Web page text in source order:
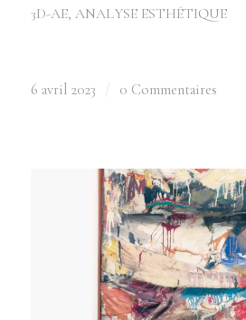
3D-AE, ANALYSE ESTHÉTIQUE
6 avril 2023 0 Commentaires